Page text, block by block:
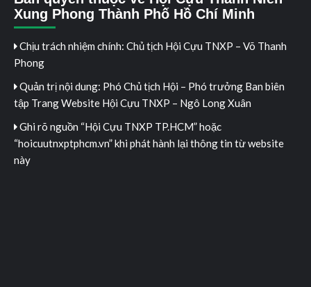
Xung Phong Thành Phố Hồ Chí Minh
Chịu trách nhiệm chính: Chủ tịch Hội Cựu TNXP – Võ Thanh
Phong
Quản trị nội dung: Phó Chủ tịch Hội – Phó trưởng Ban biên
tập Trang Website Hội Cựu TNXP – Ngô Long Xuân
Ghi rõ nguồn “Hội Cựu TNXP TP.HCM” hoặc
“hoicuutnxptphcm.vn” khi phát hành lại thông tin từ website
này